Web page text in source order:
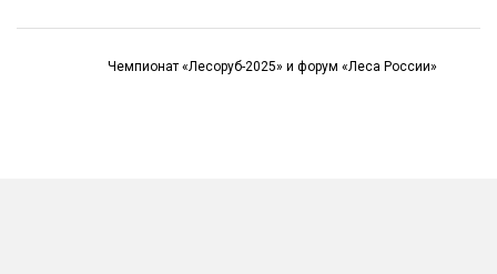
Чемпионат «Лесоруб-2025» и форум «Леса России»